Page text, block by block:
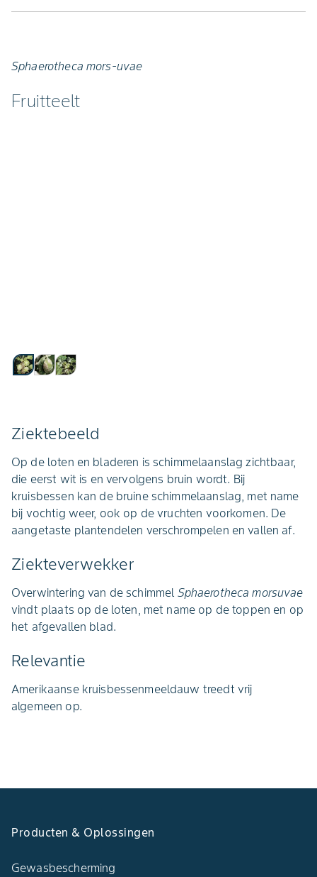
Sphaerotheca mors-uvae
Fruitteelt
Ziektebeeld
Op de loten en bladeren is schimmelaanslag zichtbaar,
die eerst wit is en vervolgens bruin wordt. Bij
kruisbessen kan de bruine schimmelaanslag, met name
bij vochtig weer, ook op de vruchten voorkomen. De
aangetaste plantendelen verschrompelen en vallen af.
Ziekteverwekker
Overwintering van de schimmel Sphaerotheca morsuvae
vindt plaats op de loten, met name op de toppen en op
het afgevallen blad.
Relevantie
Amerikaanse kruisbessenmeeldauw treedt vrij
algemeen op.
Producten & Oplossingen
Gewasbescherming